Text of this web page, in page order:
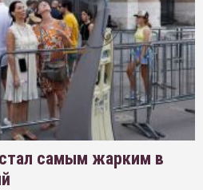
самым жарким в